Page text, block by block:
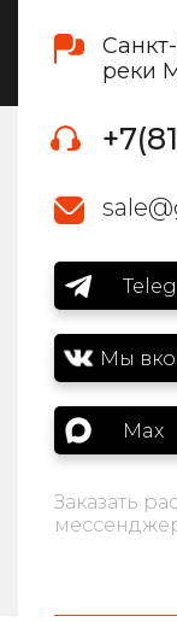
реки
Мы
Max
Заказать